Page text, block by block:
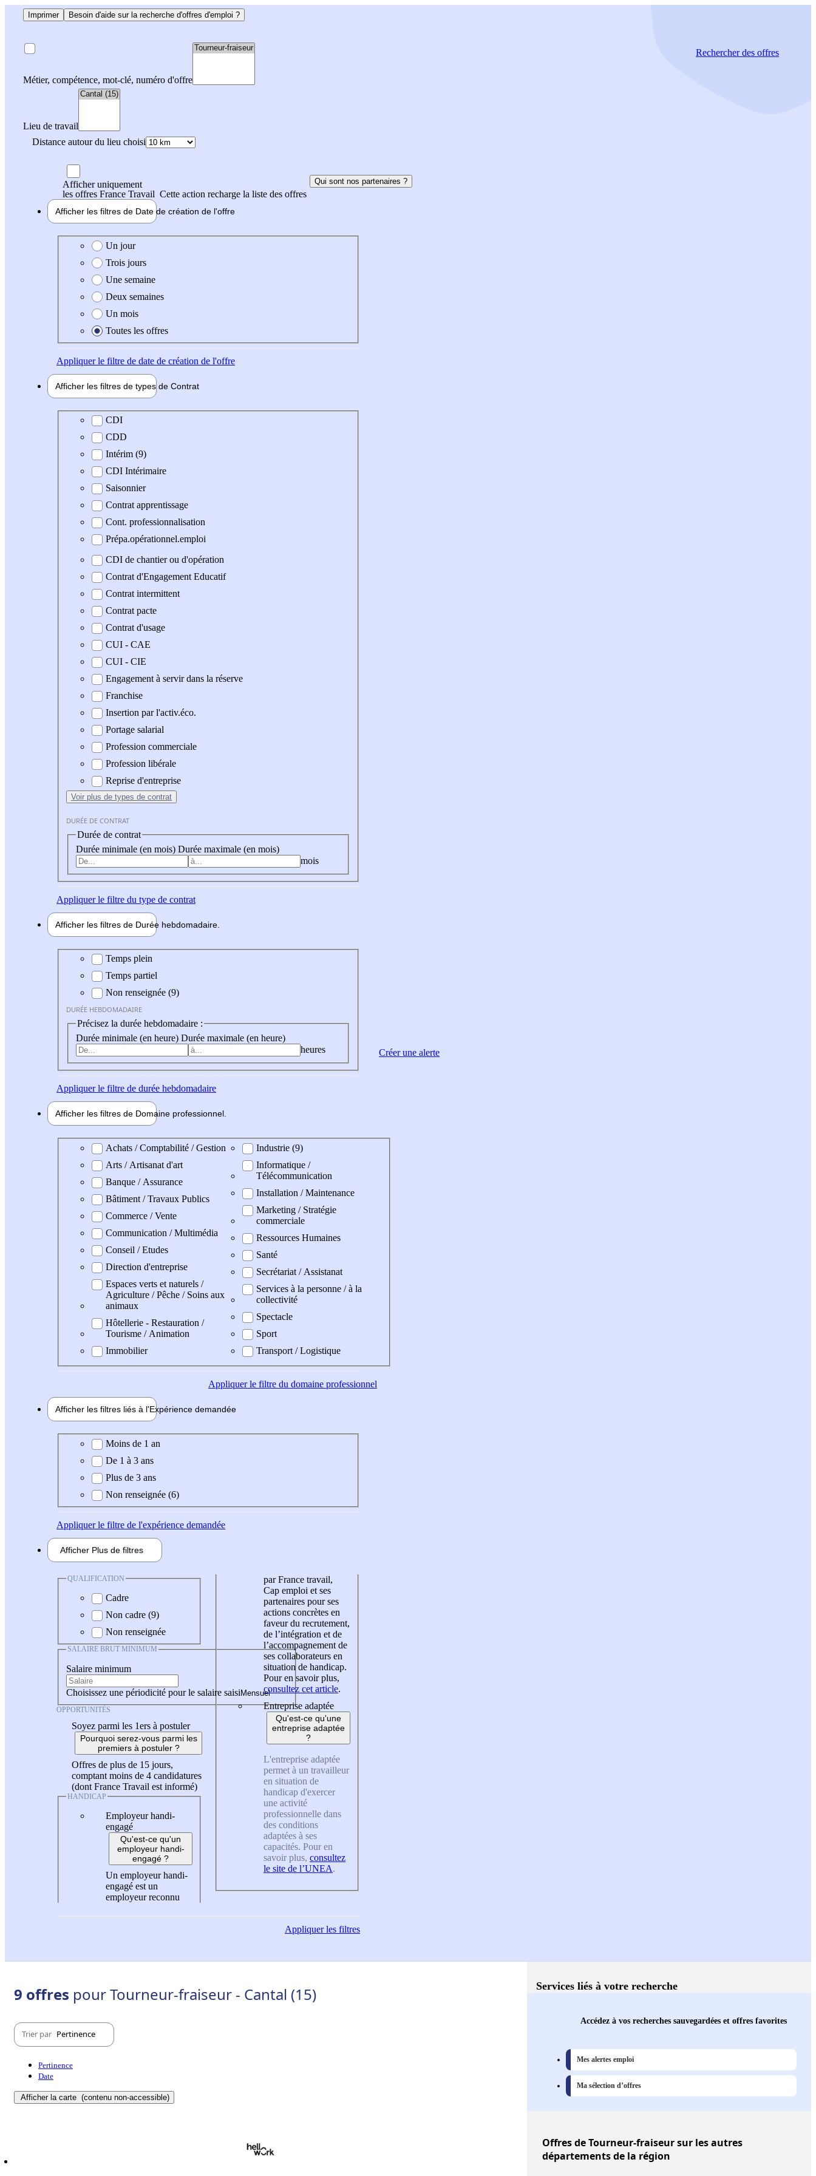
Imprimer Besoin d'aide sur la recherche d'offres d'emploi ?
Métier, compétence, mot-clé, numéro d'offre
Lieu de travail
Distance autour du lieu choisi
Rechercherdes offres
Afficher uniquement
les offres France Travail Cette action recharge la liste des offres
Qui sont nos partenaires ?
Afficher les filtres de Date de création de l'offre
Date de création de l'offre
Un jour
Trois jours
Une semaine
Deux semaines
Un mois
Toutes les offres
Appliquerle filtre de date de création de l'offre
Afficher les filtres de types de Contrat
Type de contrat
CDI
CDD
Intérim (9)
CDI Intérimaire
Saisonnier
Contrat apprentissage
Cont. professionnalisation
Prépa.opérationnel.emploi
CDI de chantier ou d'opération
Contrat d'Engagement Educatif
Contrat intermittent
Contrat pacte
Contrat d'usage
CUI - CAE
CUI - CIE
Engagement à servir dans la réserve
Franchise
Insertion par l'activ.éco.
Portage salarial
Profession commerciale
Profession libérale
Reprise d'entreprise
Voir plus de types de contrat
DURÉE DE CONTRAT
Durée de contrat
Durée minimale (en mois) Durée maximale (en mois)
mois
Appliquerle filtre du type de contrat
Afficher les filtres de Durée hebdomadaire
Durée hebdomadaire
Temps plein
Temps partiel
Non renseignée (9)
DURÉE HEBDOMADAIRE
Précisez la durée hebdomadaire :
Durée minimale (en heure) Durée maximale (en heure)
heures
Appliquerle filtre de durée hebdomadaire
Afficher les filtres de Domaine professionnel
Domaine professionel
Achats / Comptabilité / Gestion
Arts / Artisanat d'art
Banque / Assurance
Bâtiment / Travaux Publics
Commerce / Vente
Communication / Multimédia
Conseil / Etudes
Direction d'entreprise
Espaces verts et naturels /
Agriculture / Pêche / Soins aux
animaux
Hôtellerie - Restauration /
Tourisme / Animation
Immobilier
Industrie (9)
Informatique /
Télécommunication
Installation / Maintenance
Marketing / Stratégie
commerciale
Ressources Humaines
Santé
Secrétariat / Assistanat
Services à la personne / à la
collectivité
Spectacle
Sport
Transport / Logistique
Appliquerle filtre du domaine professionnel
Afficher les filtres liés à l'Expérience demandée
Expérience demandée
Moins de 1 an
De 1 à 3 ans
Plus de 3 ans
Non renseignée (6)
Appliquerle filtre de l'expérience demandée
Afficher Plus de filtres
QUALIFICATION
Cadre
Non cadre (9)
Non renseignée
SALAIRE BRUT MINIMUM
Salaire minimum
Choisissez une périodicité pour le salaire saisi
OPPORTUNITÉS
Soyez parmi les 1ers à postuler
Pourquoi serez-vous parmi les
premiers à postuler ?
Offres de plus de 15 jours,
comptant moins de 4 candidatures
(dont France Travail est informé)
HANDICAP
Employeur handi-
engagé
Qu'est-ce qu'un
employeur handi-
engagé ?
Un employeur handi-
engagé est un
employeur reconnu
par France travail,
Cap emploi et ses
partenaires pour ses
actions concrètes en
faveur du recrutement,
de l’intégration et de
l’accompagnement de
ses collaborateurs en
situation de handicap.
Pour en savoir plus,
consultez cet article.
Entreprise adaptée
Qu'est-ce qu'une
entreprise adaptée
?
L'entreprise adaptée
permet à un travailleur
en situation de
handicap d'exercer
une activité
professionnelle dans
des conditions
adaptées à ses
capacités. Pour en
savoir plus, consultez
le site de l’UNEA.
Appliquerles filtres
Créer une alerte
9 offres pour Tourneur-fraiseur - Cantal (15)
Trier par Pertinence
Pertinence
Date
Afficher la carte (contenu non-accessible)
Services liés à votre recherche
Accédez à vos recherches sauvegardées et offres favorites
Mes alertes emploi
Ma sélection d’offres
Offresde Tourneur-fraiseur sur les autres
départements de la région